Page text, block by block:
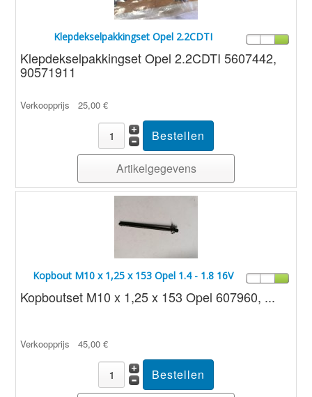
Klepdekselpakkingset Opel 2.2CDTI
Klepdekselpakkingset Opel 2.2CDTI 5607442,
90571911
Verkoopprijs 25,00 €
Artikelgegevens
Kopbout M10 x 1,25 x 153 Opel 1.4 - 1.8 16V
Kopboutset M10 x 1,25 x 153 Opel 607960, ...
Verkoopprijs 45,00 €